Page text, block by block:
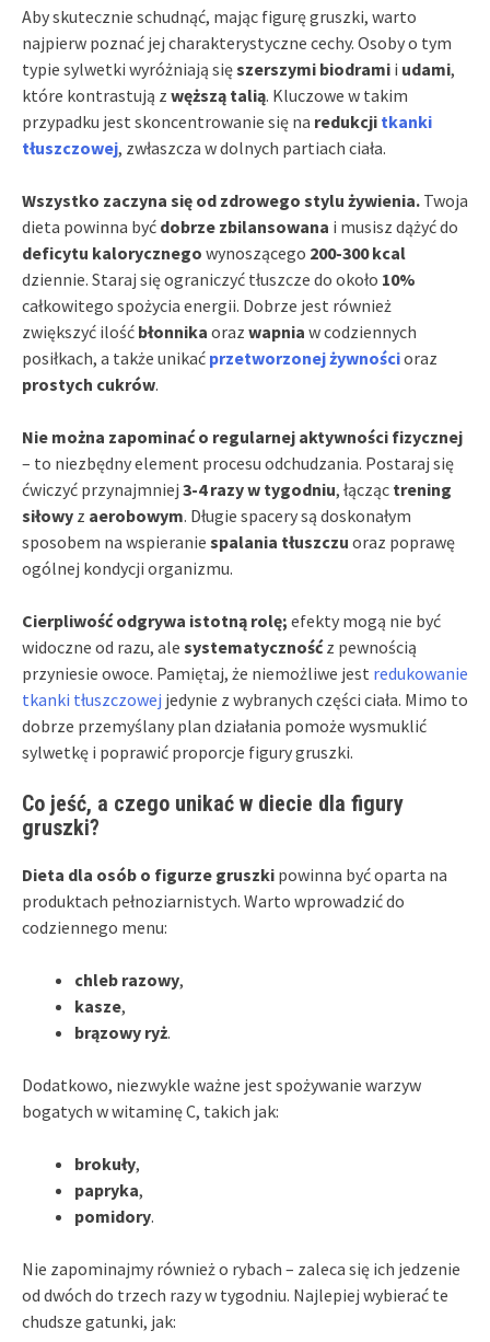
Aby skutecznie schudnąć, mając figurę gruszki, warto
najpierw poznać jej charakterystyczne cechy. Osoby o tym
typie sylwetki wyróżniają sięszerszymi biodrami i udami,
które kontrastują z węższą talią. Kluczowe w takim
przypadku jest skoncentrowanie się na redukcji tkanki
tłuszczowej, zwłaszcza w dolnych partiach ciała.
Wszystko zaczyna się od zdrowego stylu żywienia. Twoja
dieta powinna być dobrze zbilansowana i musisz dążyć do
deficytu kalorycznego wynoszącego 200-300 kcal
dziennie. Staraj się ograniczyć tłuszcze do około 10%
całkowitego spożycia energii. Dobrze jest również
zwiększyć ilość błonnika oraz wapnia w codziennych
posiłkach, a także unikać przetworzonej żywnościoraz
prostych cukrów.
Nie można zapominać o regularnej aktywności fizycznej
– to niezbędny element procesu odchudzania. Postaraj się
ćwiczyć przynajmniej 3-4 razy w tygodniu, łącząc trening
siłowy z aerobowym. Długie spacery są doskonałym
sposobem na wspieranie spalania tłuszczu oraz poprawę
ogólnej kondycji organizmu.
Cierpliwość odgrywa istotną rolę; efekty mogą nie być
widoczne od razu, ale systematycznośćz pewnością
przyniesie owoce. Pamiętaj, że niemożliwe jest redukowanie
tkanki tłuszczowej jedynie z wybranych części ciała. Mimo to
dobrze przemyślany plan działania pomoże wysmuklić
sylwetkę i poprawić proporcje figury gruszki.
Co jeść, a czego unikać w diecie dla figury
gruszki?
Dieta dla osób o figurze gruszki powinna być oparta na
produktach pełnoziarnistych. Warto wprowadzić do
codziennego menu:
chleb razowy,
kasze,
brązowy ryż.
Dodatkowo, niezwykle ważne jest spożywanie warzyw
bogatych w witaminę C, takich jak:
brokuły,
papryka,
pomidory.
Nie zapominajmy również o rybach – zaleca się ich jedzenie
od dwóch do trzech razy w tygodniu. Najlepiej wybierać te
chudsze gatunki, jak: